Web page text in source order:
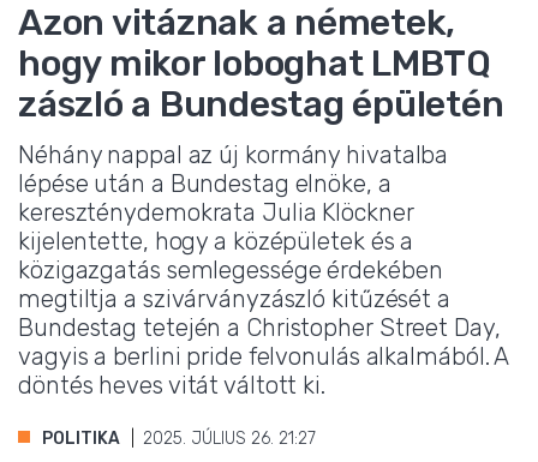
Azon vitáznak a németek,
hogy mikor loboghat LMBTQ
zászló a Bundestag épületén
Néhány nappal az új kormány hivatalba
lépése után a Bundestag elnöke, a
kereszténydemokrata Julia Klöckner
kijelentette, hogy a középületek és a
közigazgatás semlegessége érdekében
megtiltja a szivárványzászló kitűzését a
Bundestag tetején a Christopher Street Day,
vagyis a berlini pride felvonulás alkalmából. A
döntés heves vitát váltott ki.
POLITIKA 2025. JÚLIUS 26. 21:27